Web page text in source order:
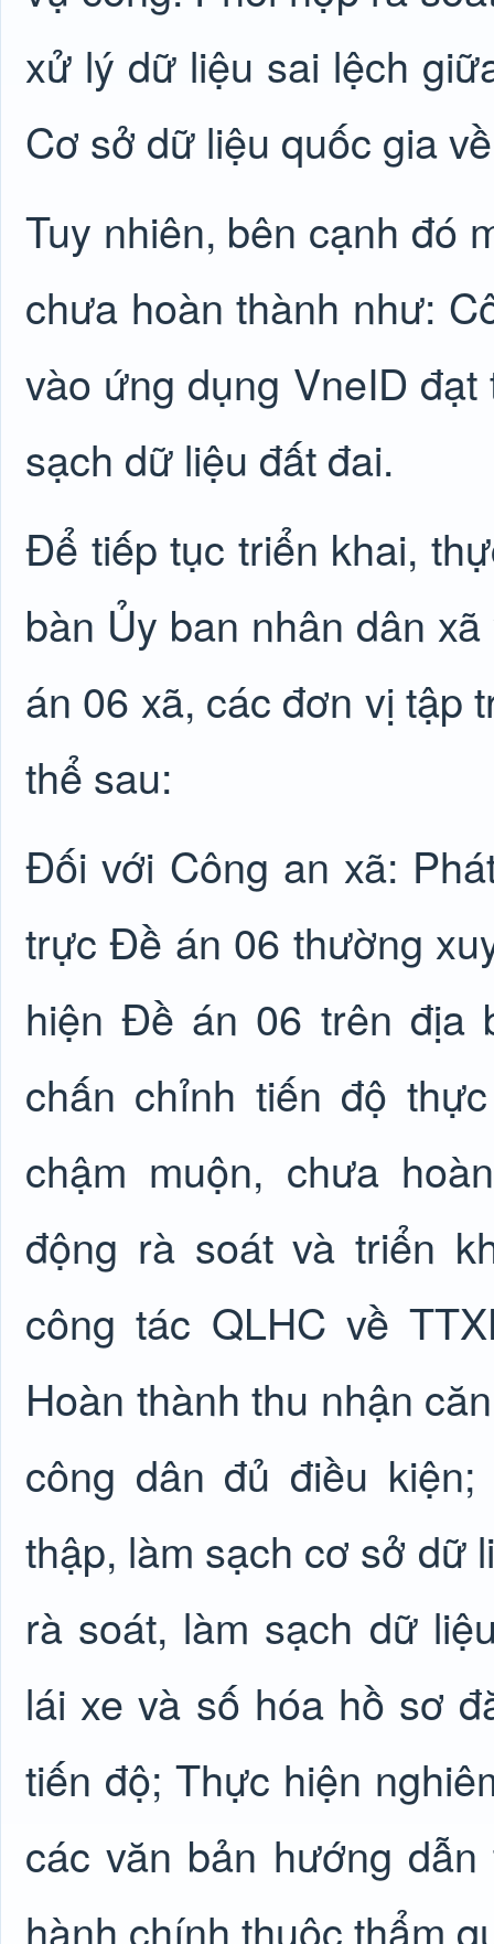
xử lý dữ liệu sai lệch
Cơ sở dữ liệu quốc gia
Tuy nhiên, bên cạnh đó
chưa hoàn thành như:
vào ứng dụng VneID
sạch dữ liệu đất đai.
Để tiếp tục triển khai,
bàn Ủy ban nhân dân
án 06 xã, các đơn vị tập
thể sau:
Đối với Công an xã:
trực Đề án 06 thường
hiện Đề án 06 trên địa
chấn chỉnh tiến độ
chậm muộn, chưa
động rà soát và triển
công tác QLHC về
Hoàn thành thu nhận
công dân đủ điều
thập, làm sạch cơ sở dữ
rà soát, làm sạch dữ
lái xe và số hóa hồ sơ
tiến độ; Thực hiện
các văn bản hướng
hành chính thuộc thẩm